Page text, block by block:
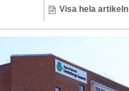
Visa hela artikeln